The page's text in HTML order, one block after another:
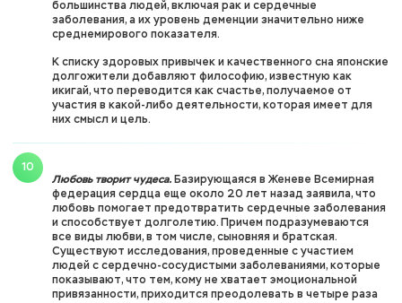
большинства людей, включая рак и сердечные
заболевания, а их уровень деменции значительно ниже
среднемирового показателя.
К списку здоровых привычек и качественного сна японские
долгожители добавляют философию, известную как
икигай, что переводится как счастье, получаемое от
участия в какой-либо деятельности, которая имеет для
них смысл и цель.
Любовь творит чудеса. Базирующаяся в Женеве Всемирная
федерация сердца еще около 20 лет назад заявила, что
любовь помогает предотвратить сердечные заболевания
и способствует долголетию. Причем подразумеваются
все виды любви, в том числе, сыновняя и братская.
Существуют исследования, проведенные с участием
людей с сердечно-сосудистыми заболеваниями, которые
показывают, что тем, кому не хватает эмоциональной
привязанности, приходится преодолевать в четыре раза